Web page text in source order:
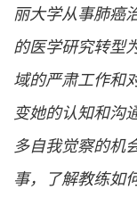
丽大学从事肺癌
的医学研究转型
域的严肃工作和
变她的认知和沟
多自我觉察的机
事，了解教练如